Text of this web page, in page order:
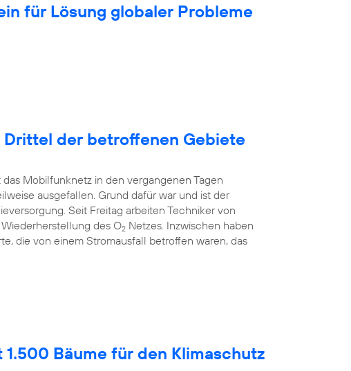
für Lösung globaler Probleme
Drittel der betroffenen Gebiete
Mobilfunknetz in den vergangenen Tagen
ausgefallen. Grund dafür war und ist der
Seit Freitag arbeiten Techniker von
des O2 Netzes. Inzwischen haben
die von einem Stromausfall betroffen waren, das
1.500 Bäume für den Klimaschutz